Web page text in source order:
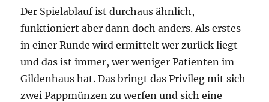
Der Spielablauf ist durchaus ähnlich,
funktioniert aber dann doch anders. Als erstes
in einer Runde wird ermittelt wer zurück liegt
und das ist immer, wer weniger Patienten im
Gildenhaus hat. Das bringt das Privileg mit sich
zwei Pappmünzen zu werfen und sich eine